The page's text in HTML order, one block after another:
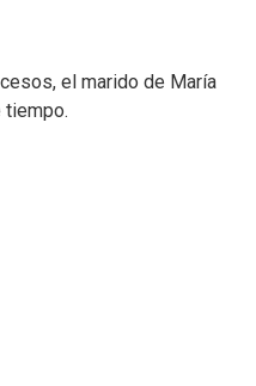
el marido de María
tiempo.